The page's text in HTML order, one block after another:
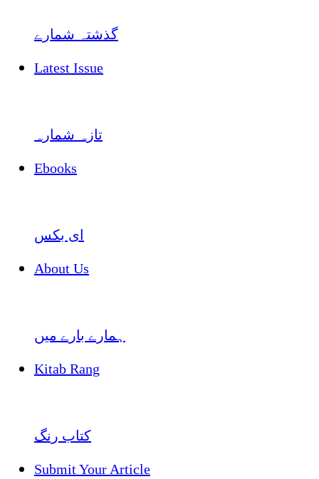
گذشتہ شمارے
Latest Issue
تازہ شمارہ
Ebooks
ای بکس
About Us
ہمارے بارے میں
Kitab Rang
کتاب رنگ
Submit Your Article